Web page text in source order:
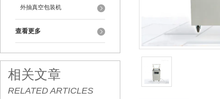
外抽真空包装机
查看更多
相关文章
RELATED ARTICLES